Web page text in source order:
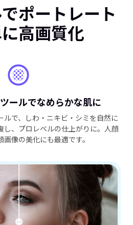
ポートレート
高画質化
ールでなめらかな肌に
ルで、しわ・ニキビ・シミを自然に
し、プロレベルの仕上がりに。人顔
像の美化にも最適です。